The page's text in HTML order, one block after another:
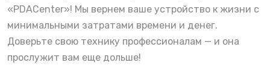
«PDACenter»! Мы вернем ваше устройство к жизни с
минимальными затратами времени и денег.
Доверьте свою технику профессионалам — и она
прослужит вам еще дольше!